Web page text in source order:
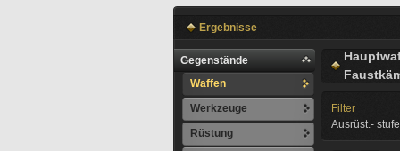
Ergebnisse
Gegenstände
Waffen
Werkzeuge
Rüstung
Filter
Ausrüst.-